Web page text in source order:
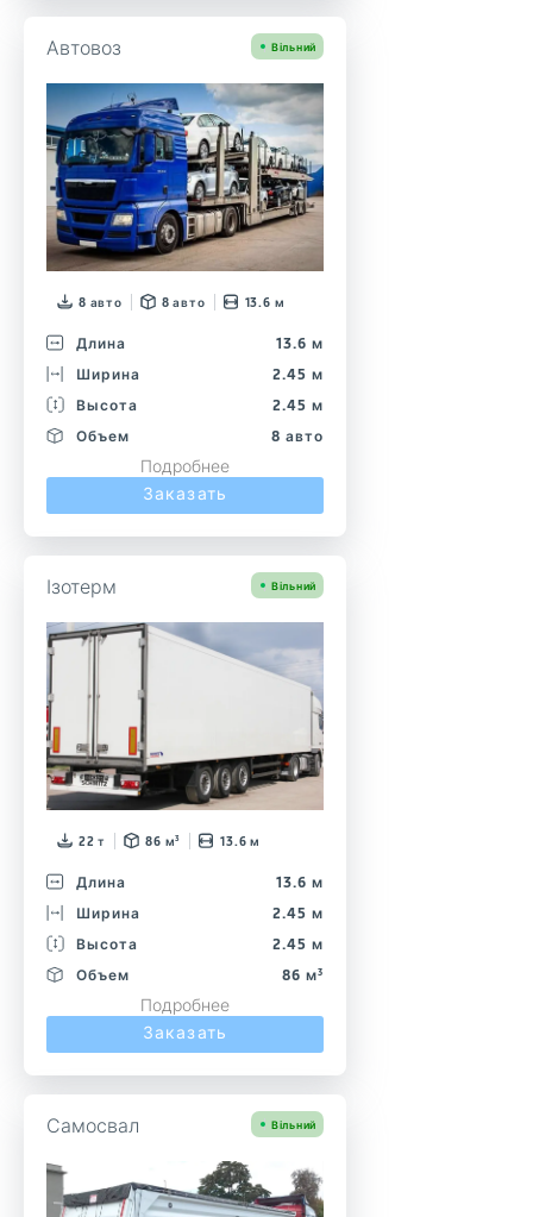
Автовоз Вільний
8 авто 8 авто 13.6 м
Длина
13.6 м
Ширина
2.45 м
Высота
2.45 м
Объем
8 авто
Подробнее
Заказать
Ізотерм Вільний
22 т 86 м³ 13.6 м
Длина
13.6 м
Ширина
2.45 м
Высота
2.45 м
Объем
86 м³
Подробнее
Заказать
Самосвал Вільний